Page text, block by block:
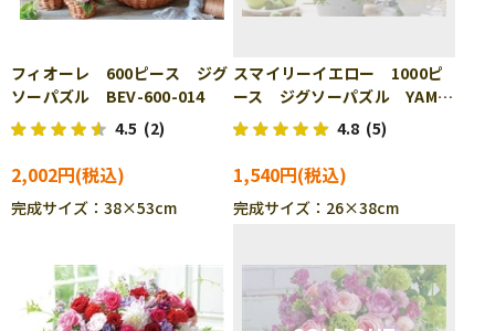
フィオーレ 600ピース ジグ
ソーパズル BEV-600-014
4.5 (2)
2,002円
完成サイズ：38×53cm
スマイリーイエロー 1000ピ
ース ジグソーパズル YAM-
13-06
4.8 (5)
1,540円
完成サイズ：26×38cm